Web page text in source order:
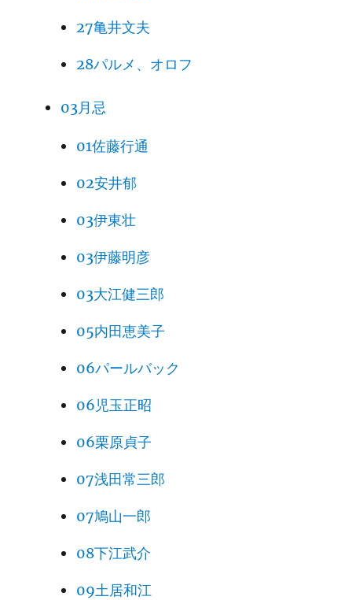
27亀井文夫
28パルメ、オロフ
03月忌
01佐藤行通
02安井郁
03伊東壮
03伊藤明彦
03大江健三郎
05内田恵美子
06パールバック
06児玉正昭
06栗原貞子
07浅田常三郎
07鳩山一郎
08下江武介
09土居和江